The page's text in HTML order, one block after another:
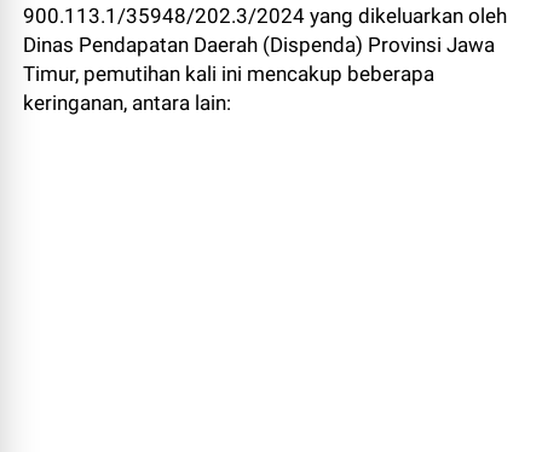
900.113.1/35948/202.3/2024 yang dikeluarkan oleh
Dinas Pendapatan Daerah (Dispenda) Provinsi Jawa
Timur, pemutihan kali ini mencakup beberapa
keringanan, antara lain: